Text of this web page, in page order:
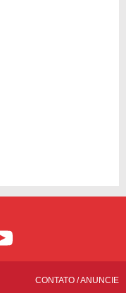
CONTATO /ANUNCIE